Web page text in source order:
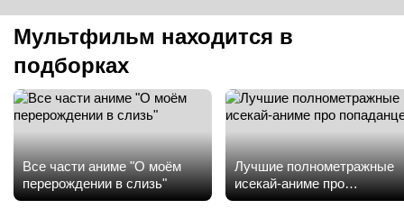
Мультфильм находится в
подборках
Все части аниме "О моём
перерождении в слизь"
Лучшие полнометражные
исекай-аниме про
попаданцев